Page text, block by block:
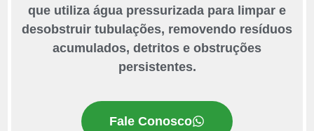
que utiliza água pressurizada para limpar e
desobstruir tubulações, removendo resíduos
acumulados, detritos e obstruções
persistentes.
Fale Conosco